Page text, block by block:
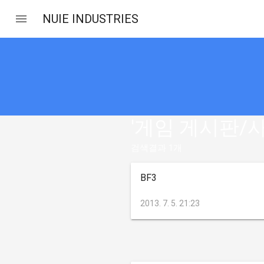
NUIE INDUSTRIES
BF3
2013. 7. 5. 21:23